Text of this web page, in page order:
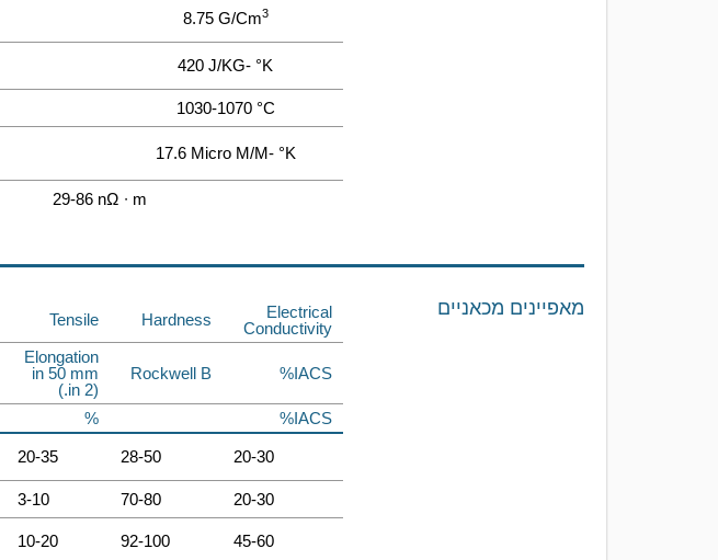
8.75 G/cm3
420 J/KG- °K
1030-1070 °C
17.6 Micro M/m- °K
29-86 nΩ ∙ m
Tensile Hardness
Electrical
Conductivity
Elongation
in 50 mm
(2 in.)
Rockwell B %IACS
%
%IACS
20-35 28-50 20-30
3-10 70-80
20-30
10-20 92-100 45-60
מאפיינים מכאניים